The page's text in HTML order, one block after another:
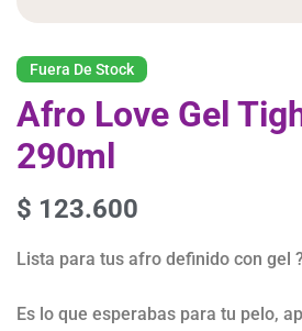
Fuera De Stock
Afro Love Gel
290ml
$ 123.600
Lista para tus afro definido con gel ?
Es lo que esperabas para tu pelo,